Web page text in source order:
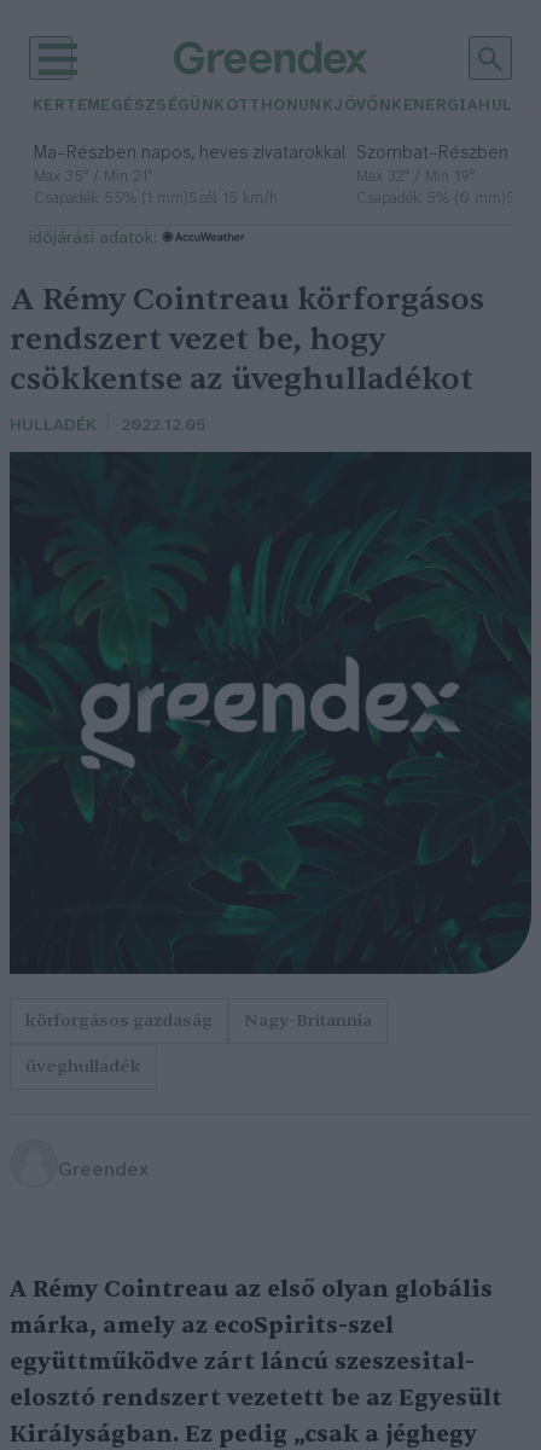
KERTEM EGÉSZSÉGÜNK OTTHONUNKJÖVŐNK ENERGIA
Ma– Részben napos, heves zivatarokkal
Max 35° / Min 21°
Csapadék: 55% (1 mm)Szél: 15 km/h
Szombat– Részben
Max 32° / Min 19°
Csapadék: 5% (0 mm)
időjárási adatok:
A Rémy Cointreau körforgásos
rendszert vezet be, hogy
csökkentse az üveghulladékot
HULLADÉK 2022.12.05
körforgásos gazdaság
Nagy-Britannia
üveghulladék
Greendex
A Rémy Cointreau az első olyan globális
márka, amely az ecoSpirits-szel
együttműködve zárt láncú szeszesital-
elosztó rendszert vezetett be az Egyesült
Királyságban. Ez pedig „csak a jéghegy